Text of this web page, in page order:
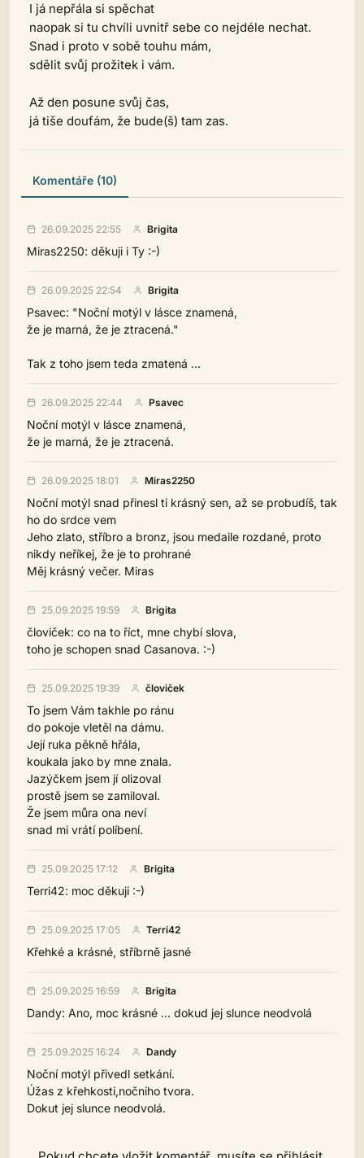
I já nepřála si spěchat
naopak si tu chvíli uvnitř sebe co nejdéle nechat.
Snad i proto v sobě touhu mám,
sdělit svůj prožitek i vám.
Až den posune svůj čas,
já tiše doufám, že bude(š) tam zas.
Komentáře (10)
26.09.2025 22:55 Brigita
Miras2250: děkuji i Ty :-)
26.09.2025 22:54 Brigita
Psavec: "Noční motýl v lásce znamená,
že je marná, že je ztracená."
Tak z toho jsem teda zmatená ...
26.09.2025 22:44 Psavec
Noční motýl v lásce znamená,
že je marná, že je ztracená.
26.09.2025 18:01 Miras2250
Noční motýl snad přinesl ti krásný sen, až se probudíš, tak
ho do srdce vem
Jeho zlato, stříbro a bronz, jsou medaile rozdané, proto
nikdy neříkej, že je to prohrané
Měj krásný večer. Miras
25.09.2025 19:59 Brigita
človiček: co na to říct, mne chybí slova,
toho je schopen snad Casanova. :-)
25.09.2025 19:39 človiček
To jsem Vám takhle po ránu
do pokoje vletěl na dámu.
Její ruka pěkně hřála,
koukala jako by mne znala.
Jazýčkem jsem jí olizoval
prostě jsem se zamiloval.
Že jsem můra ona neví
snad mi vrátí políbení.
25.09.2025 17:12 Brigita
Terri42: moc děkuji :-)
25.09.2025 17:05 Terri42
Křehké a krásné, stříbrně jasné
25.09.2025 16:59 Brigita
Dandy: Ano, moc krásné ... dokud jej slunce neodvolá
25.09.2025 16:24 Dandy
Noční motýl přivedl setkání.
Úžas z křehkosti,nočniho tvora.
Dokut jej slunce neodvolá.